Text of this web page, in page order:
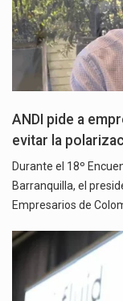
ANDI pide a
evitar la
Durante el 18º
Barranquilla, el
Empresarios de